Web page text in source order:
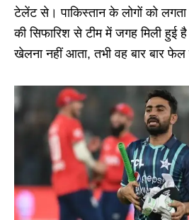
टेलेंट से। पाकिस्तान के लोगों को
की सिफारिश से टीम में जगह मिली हुई
खेलना नहीं आता, तभी वह बार बार फेल